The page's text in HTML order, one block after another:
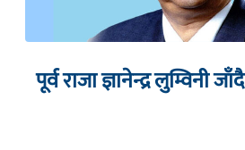
पूर्व राजा ज्ञानेन्द्र लुम्विनी जाँदै